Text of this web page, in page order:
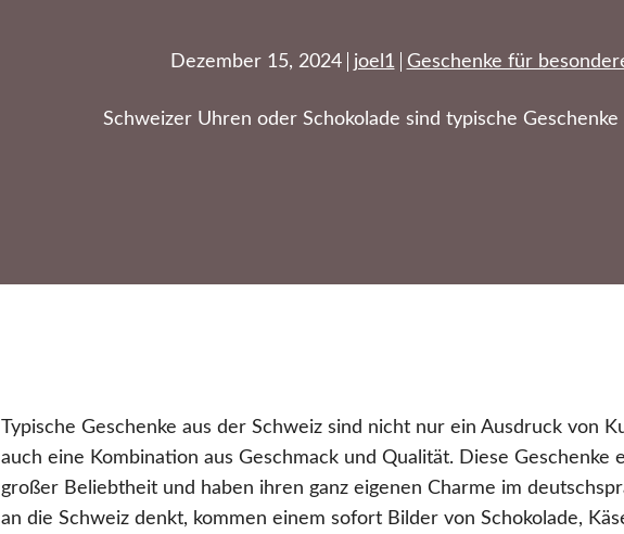
Dezember 15, 2024 joel1 Geschenke für
Schweizer Uhren oder Schokolade sind typische Geschenke
Typische Geschenke aus der Schweiz sind nicht nur ein Ausdruck von
auch eine Kombination aus Geschmack und Qualität. Diese
großer Beliebtheit und haben ihren ganz eigenen Charme im
an die Schweiz denkt, kommen einem sofort Bilder von Schokolade,